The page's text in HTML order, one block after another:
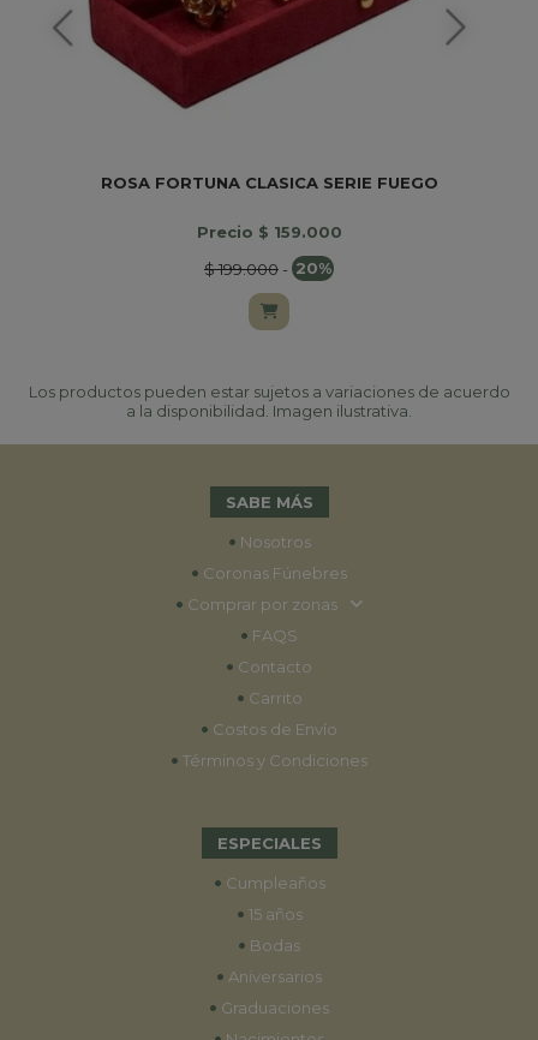
ROSA FORTUNA CLASICA SERIE FUEGO
Precio $ 159.000
$ 199.000- 20%
Los productos pueden estar sujetos a variaciones de acuerdo
a la disponibilidad. Imagen ilustrativa.
SABE MÁS
• Nosotros
• Coronas Fúnebres
• Comprar por zonas
• FAQS
• Contacto
• Carrito
• Costos de Envío
• Términos y Condiciones
ESPECIALES
• Cumpleaños
• 15 años
• Bodas
• Aniversarios
• Graduaciones